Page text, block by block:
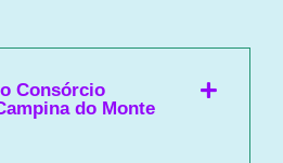
Consórcio
do Monte